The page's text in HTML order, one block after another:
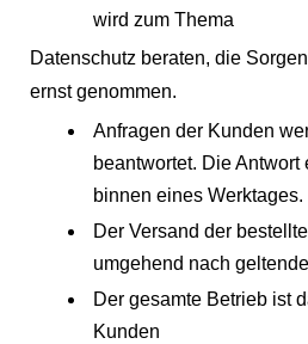
wird zum Thema
Datenschutz beraten, die
ernst genommen.
Anfragen der Kunden
beantwortet. Die
binnen eines Werktages.
Der Versand der
umgehend nach
Der gesamte Betrieb ist
Kunden